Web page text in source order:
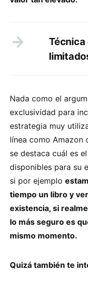
Nada como el
exclusividad para
estrategia muy
línea como Amazon
se destaca cuál es
disponibles para su
si por ejemplo
tiempo un libro y
existencia, si
lo más seguro es
mismo momento.
Quizá también te